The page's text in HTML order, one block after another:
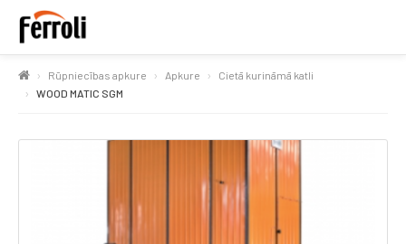
Rūpniecības apkure Apkure
Cietā kurināmā katli
WOOD MATIC SGM